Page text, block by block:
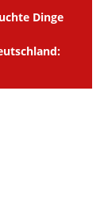
Dinge